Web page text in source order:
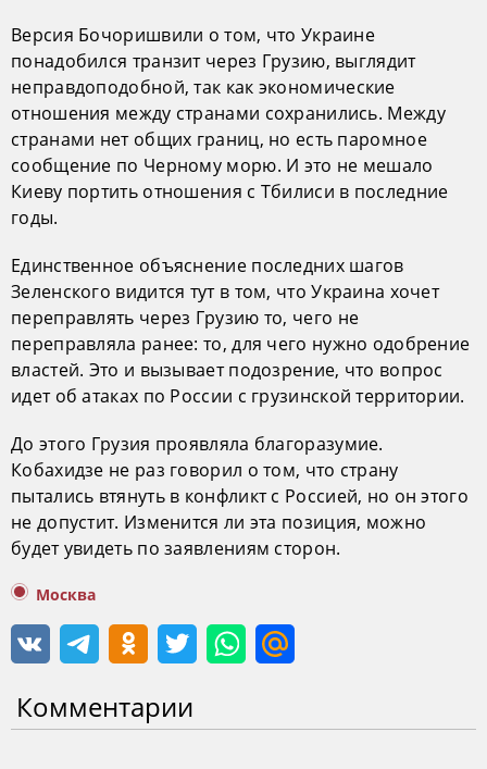
Версия Бочоришвили о том, что Украине
понадобился транзит через Грузию, выглядит
неправдоподобной, так как экономические
отношения между странами сохранились. Между
странами нет общих границ, но есть паромное
сообщение по Черному морю. И это не мешало
Киеву портить отношения с Тбилиси в последние
годы.
Единственное объяснение последних шагов
Зеленского видится тут в том, что Украина хочет
переправлять через Грузию то, чего не
переправляла ранее: то, для чего нужно одобрение
властей. Это и вызывает подозрение, что вопрос
идет об атаках по России с грузинской территории.
До этого Грузия проявляла благоразумие.
Кобахидзе не раз говорил о том, что страну
пытались втянуть в конфликт с Россией, но он этого
не допустит. Изменится ли эта позиция, можно
будет увидеть по заявлениям сторон.
Москва
Комментарии